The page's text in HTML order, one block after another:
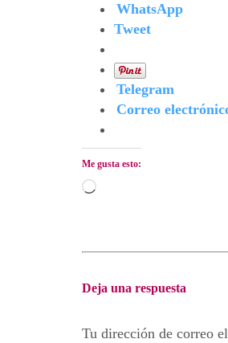
WhatsApp
Tweet
Telegram
Correo
Me gusta esto:
Cargando...
Deja una respuesta
Tu dirección de correo